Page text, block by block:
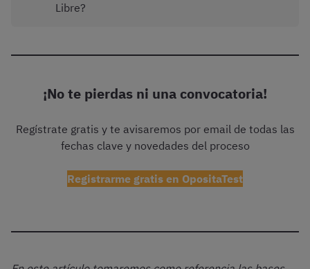
Libre?
¡No te pierdas ni una convocatoria!
Regístrate gratis y te avisaremos por email de todas las
fechas clave y novedades del proceso
Registrarme gratis en OpositaTest